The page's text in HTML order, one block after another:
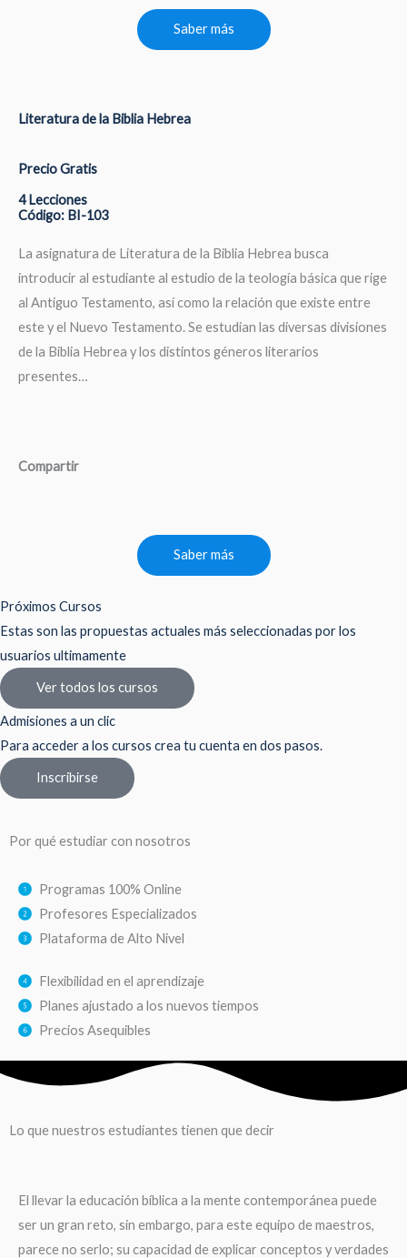
Saber más
Literatura de la Biblia Hebrea
Precio Gratis
4 Lecciones
Código: BI-103
La asignatura de Literatura de la Biblia Hebrea busca
introducir al estudiante al estudio de la teología básica que rige
al Antiguo Testamento, así como la relación que existe entre
este y el Nuevo Testamento. Se estudian las diversas divisiones
de la Biblia Hebrea y los distintos géneros literarios
presentes…
Compartir
Saber más
Próximos Cursos
Estas son las propuestas actuales más seleccionadas por los
usuarios ultimamente
Ver todos los cursos
Admisiones a un clic
Para acceder a los cursos crea tu cuenta en dos pasos.
Inscribirse
Por qué estudiar con nosotros
Programas 100% Online
Profesores Especializados
Plataforma de Alto Nivel
Flexibilidad en el aprendizaje
Planes ajustado a los nuevos tiempos
Precios Asequibles
Lo que nuestros estudiantes tienen que decir
El llevar la educación bíblica a la mente contemporánea puede
ser un gran reto, sin embargo, para este equipo de maestros,
parece no serlo; su capacidad de explicar conceptos y verdades